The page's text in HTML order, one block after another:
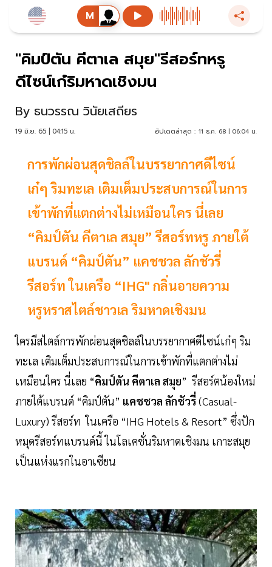
"คิมป์ตัน คีตาเล สมุย"รีสอร์ทหรู
ดีไซน์เก๋ริมหาดเชิงมน
By ธนวรรณ วินัยเสถียร
19 มิ.ย. 65 | 04:15 น. อัปเดตล่าสุด : 11 ธ.ค. 68 | 06:04 น.
การพักผ่อนสุดชิลล์ในบรรยากาศดีไซน์
เก๋ๆ ริมทะเล เติมเต็มประสบการณ์ในการ
เข้าพักที่แตกต่างไม่เหมือนใคร นี่เลย
“คิมป์ตัน คีตาเล สมุย” รีสอร์ทหรู ภายใต้
แบรนด์ “คิมป์ตัน” แคชชวล ลักชัวรี่
รีสอร์ท ในเครือ “IHG" กลิ่นอายความ
หรูหราสไตล์ชาวเล ริมหาดเชิงมน
ใครมีสไตล์การพักผ่อนสุดชิลล์ในบรรยากาศดีไซน์เก๋ๆ ริม
ทะเล เติมเต็มประสบการณ์ในการเข้าพักที่แตกต่างไม่
เหมือนใคร นี่เลย “คิมป์ตัน คีตาเล สมุย” รีสอร์ตน้องใหม่
ภายใต้แบรนด์ “คิมป์ตัน” แคชชวล ลักชัวรี่(Casual-
Luxury) รีสอร์ท ในเครือ “IHG Hotels & Resort” ซึ่งปัก
หมุดรีสอร์ทแบรนด์นี้ ในโลเคชั่นริมหาดเชิงมน เกาะสมุย
เป็นแห่งแรกในอาเซียน